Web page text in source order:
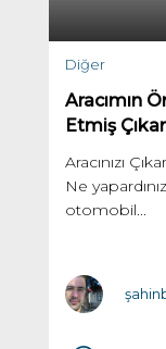
Diğer
Aracımın
Etmiş
Aracınızı
Ne
otomobil...